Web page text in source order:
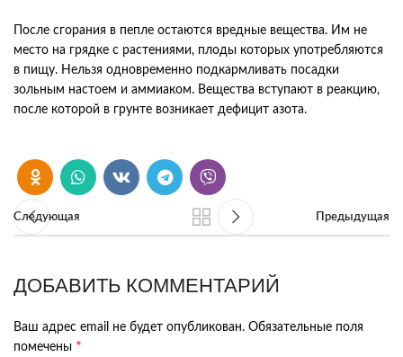
После сгорания в пепле остаются вредные вещества. Им не
место на грядке с растениями, плоды которых употребляются
в пищу. Нельзя одновременно подкармливать посадки
зольным настоем и аммиаком. Вещества вступают в реакцию,
после которой в грунте возникает дефицит азота.
Следующая Предыдущая
ДОБАВИТЬ КОММЕНТАРИЙ
Ваш адрес email не будет опубликован. Обязательные поля
помечены *